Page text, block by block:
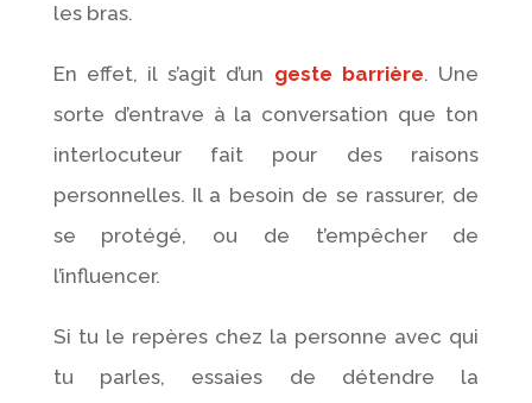
les bras.
En effet, il s’agit d’un geste barrière. Une
sorte d’entrave à la conversation que ton
interlocuteur fait pour des raisons
personnelles. Il a besoin de se rassurer, de
se protégé, ou de t’empêcher de
l’influencer.
Si tu le repères chez la personne avec qui
tu parles, essaies de détendre la